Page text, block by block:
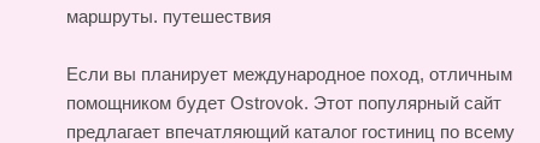
маршруты. путешествия
Если вы планирует международное поход, отличным
помощником будет Ostrovok. Этот популярный сайт
предлагает впечатляющий каталог гостиниц по всему